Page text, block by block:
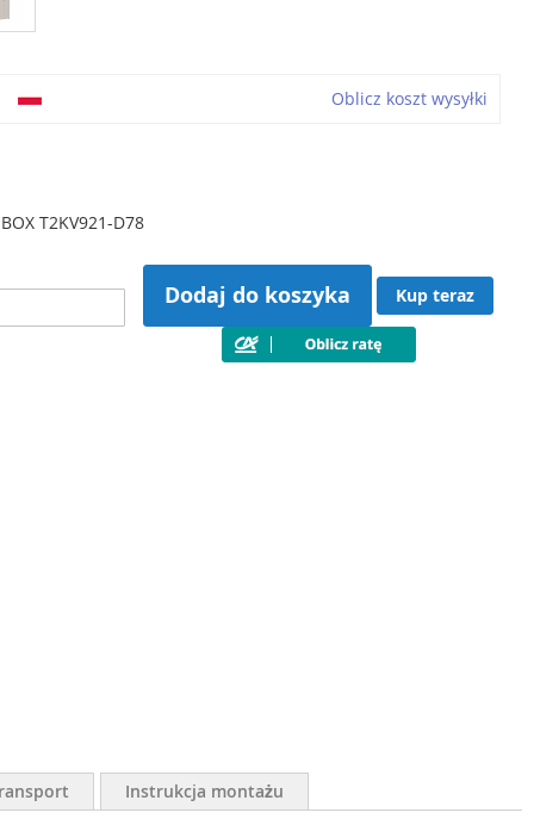
Oblicz koszt wysyłki
T2KV921-D78
Dodaj do koszyka Kup teraz
Instrukcja montażu